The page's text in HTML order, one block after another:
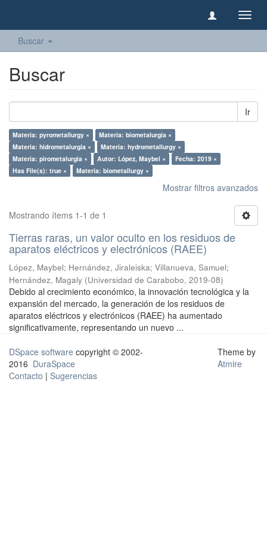
Buscar
Buscar
Ir
Materia: pyrometallurgy ×
Materia: biometalurgia ×
Materia: hidrometalurgia ×
Materia: hydrometallurgy ×
Materia: pirometalurgia ×
Autor: López, Maybel ×
Fecha: 2019 ×
Has File(s): true ×
Materia: biometallurgy ×
Mostrar filtros avanzados
Mostrando ítems 1-1 de 1
Tierras raras, un valor oculto en los residuos de
aparatos eléctricos y electrónicos (RAEE)
López, Maybel; Hernández, Jiraleiska; Villanueva, Samuel;
Hernández, Magaly (Universidad de Carabobo, 2019-08)
Debido al crecimiento económico, la innovación tecnológica y la
expansión del mercado, la generación de los residuos de
aparatos eléctricos y electrónicos (RAEE) ha aumentado
significativamente, representando un nuevo ...
DSpace software copyright © 2002-
2016 DuraSpace
Contacto | Sugerencias
Theme by
Atmire